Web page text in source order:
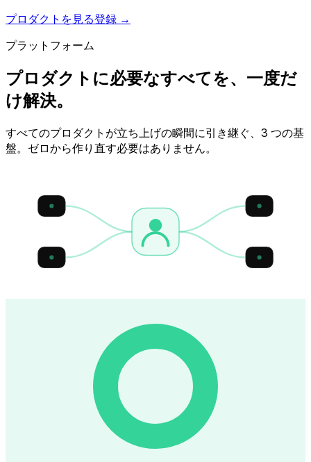
プロダクトを見る登録 →
プラットフォーム
プロダクトに必要なすべてを、一度だ
け解決。
すべてのプロダクトが立ち上げの瞬間に引き継ぐ、3 つの基
盤。ゼロから作り直す必要はありません。